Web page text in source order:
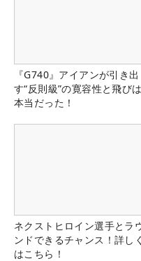
『G740』アイアンが引き出
す“反則級”の寛容性と飛びは
本当だった！
ネクストヒロイン選手とラ
ンドできるチャンス！詳しく
はこちら！